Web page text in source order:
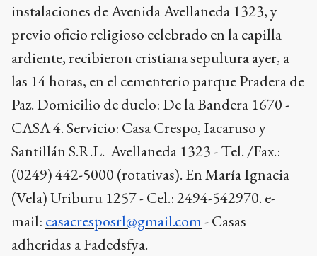
instalaciones de Avenida Avellaneda 1323, y
previo oficio religioso celebrado en la capilla
ardiente, recibieron cristiana sepultura ayer, a
las 14 horas, en el cementerio parque Pradera de
Paz. Domicilio de duelo: De la Bandera 1670 -
CASA 4. Servicio: Casa Crespo, Iacaruso y
Santillán S.R.L. Avellaneda 1323 - Tel. /Fax.:
(0249) 442-5000 (rotativas). En María Ignacia
(Vela) Uriburu 1257 - Cel.: 2494-542970. e-
mail: casacresposrl@gmail.com- Casas
adheridas a Fadedsfya.